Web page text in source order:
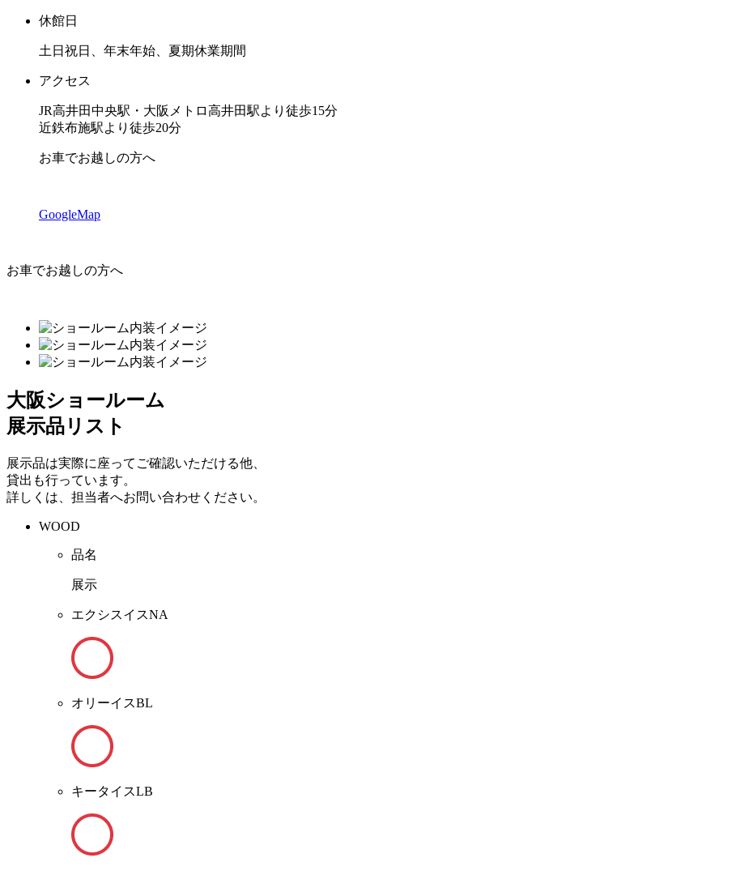
休館日
土日祝日、年末年始、夏期休業期間
アクセス
JR高井田中央駅・大阪メトロ高井田駅より徒歩15分
近鉄布施駅より徒歩20分
お車でお越しの方へ
GoogleMap
お車でお越しの方へ
大阪ショールーム
展示品リスト
展示品は実際に座ってご確認いただける他、
貸出も行っています。
詳しくは、担当者へお問い合わせください。
WOOD
品名
展示
エクシスイスNA
オリーイスBL
キータイスLB